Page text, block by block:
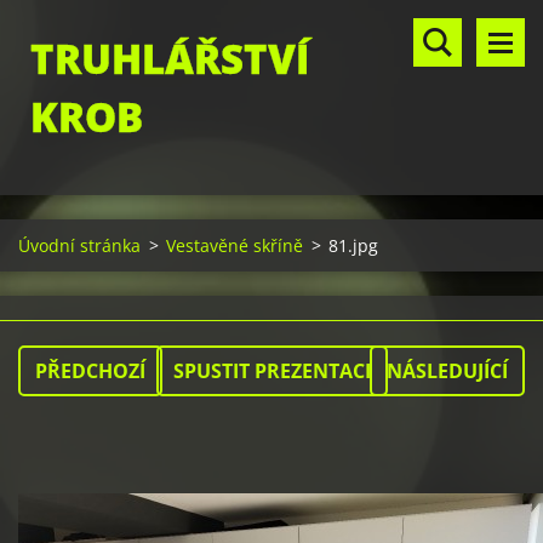
TRUHLÁŘSTVÍ
KROB
Úvodní stránka > Vestavěné skříně > 81.jpg
PŘEDCHOZÍ SPUSTIT PREZENTACI NÁSLEDUJÍCÍ